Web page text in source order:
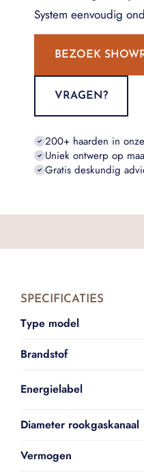
System eenvoudig
BEZOEK
VRAGEN?
200+ haarden in
Uniek ontwerp op
Gratis deskundig
SPECIFICATIES
Type model
Brandstof
Energielabel
Diameter rookgaskanaal
Vermogen